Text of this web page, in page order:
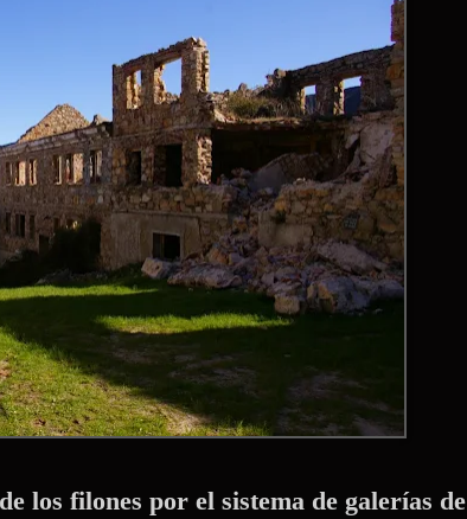
los filones por el sistema de galerías de